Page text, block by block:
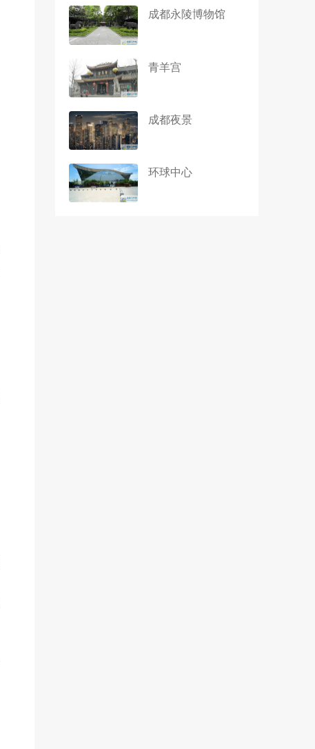
成都永陵博物馆
青羊宫
成都夜景
环球中心